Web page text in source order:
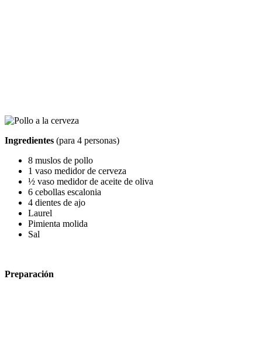
Ingredientes (para 4 personas)
8 muslos de pollo
1 vaso medidor de cerveza
½ vaso medidor de aceite de oliva
6 cebollas escalonia
4 dientes de ajo
Laurel
Pimienta molida
Sal
Preparación